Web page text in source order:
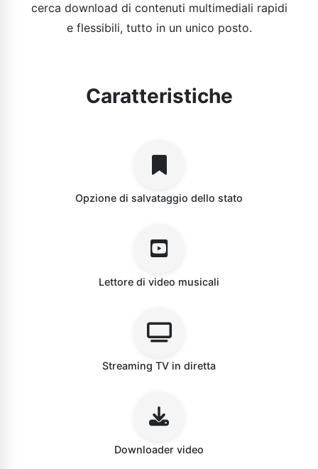
cerca download di contenuti multimediali rapidi
e flessibili, tutto in un unico posto.
Caratteristiche
Opzione di salvataggio dello stato
Lettore di video musicali
Streaming TV in diretta
Downloader video